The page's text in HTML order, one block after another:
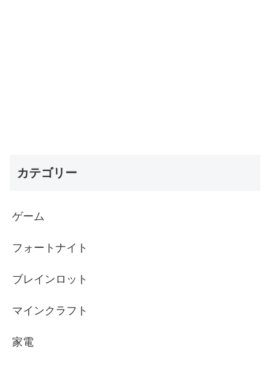
カテゴリー
ゲーム
フォートナイト
ブレインロット
マインクラフト
家電